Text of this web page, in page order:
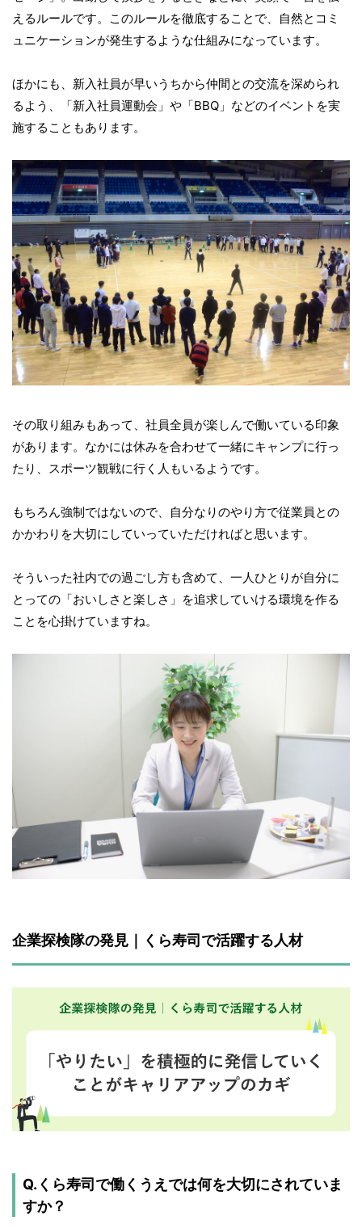
えるルールです。このルールを徹底することで、自然とコミ
ュニケーションが発生するような仕組みになっています。
ほかにも、新入社員が早いうちから仲間との交流を深められ
るよう、「新入社員運動会」や「BBQ」などのイベントを実
施することもあります。
その取り組みもあって、社員全員が楽しんで働いている印象
があります。なかには休みを合わせて一緒にキャンプに行っ
たり、スポーツ観戦に行く人もいるようです。
もちろん強制ではないので、自分なりのやり方で従業員との
かかわりを大切にしていっていただければと思います。
そういった社内での過ごし方も含めて、一人ひとりが自分に
とっての「おいしさと楽しさ」を追求していける環境を作る
ことを心掛けていますね。
企業探検隊の発見｜くら寿司で活躍する人材
Q.くら寿司で働くうえでは何を大切にされていま
すか？